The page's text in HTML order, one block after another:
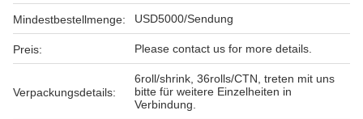
Mindestbestellmenge: USD5000/Sendung
Preis: Please contact us for more details.
Verpackungsdetails:
6roll/shrink, 36rolls/CTN, treten mit uns
bitte für weitere Einzelheiten in
Verbindung.